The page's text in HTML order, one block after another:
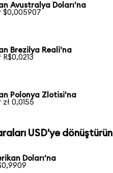
Avustralya Doları'na
$0,005907
Brezilya Reali'na
Polonya Zlotisi'na
0,0155
USD'ye dönüştürün
Doları'na